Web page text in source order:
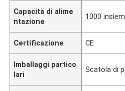
Capacità di alime
ntazione
1000
Certificazione CE
Imballaggi partico
lari
Scatola di